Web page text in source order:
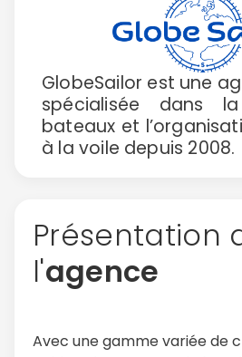
GlobeSailor est une
spécialisée dans
bateaux et
à la voile depuis 2008.
Présentation
l'agence
Avec une gamme variée de